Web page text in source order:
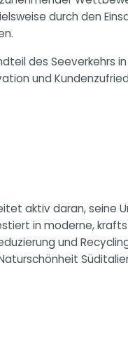
durch den
des Seeverkehrs
und
aktiv daran, seine
in moderne,
und